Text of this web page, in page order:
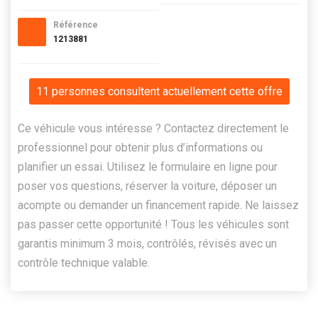
Référence
1213881
11 personnes consultent actuellement cette offre
Ce véhicule vous intéresse ? Contactez directement le
professionnel pour obtenir plus d’informations ou
planifier un essai. Utilisez le formulaire en ligne pour
poser vos questions, réserver la voiture, déposer un
acompte ou demander un financement rapide. Ne laissez
pas passer cette opportunité ! Tous les véhicules sont
garantis minimum 3 mois, contrôlés, révisés avec un
contrôle technique valable.